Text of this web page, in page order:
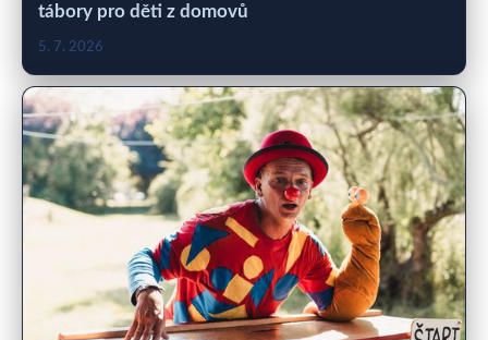
tábory pro děti z domovů
5. 7. 2026